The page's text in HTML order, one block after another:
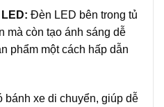
Đèn LED bên trong tủ
mà còn tạo ánh sáng dễ
phẩm một cách hấp dẫn
bánh xe di chuyển, giúp dễ